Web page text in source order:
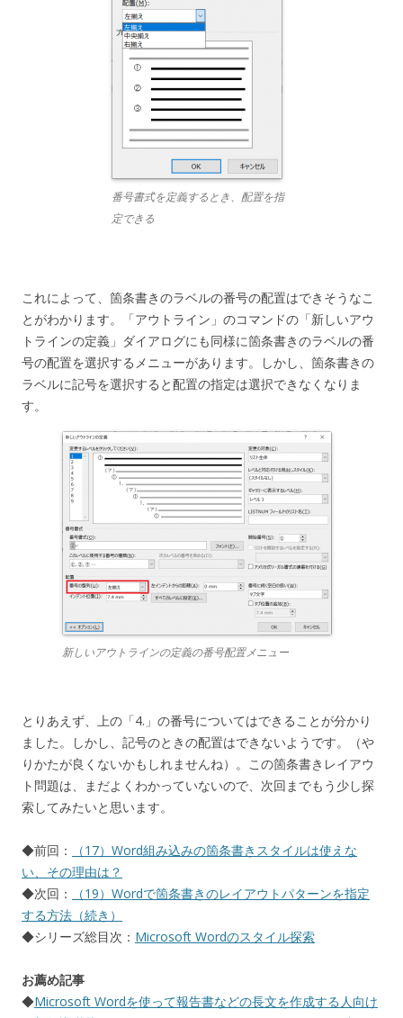
番号書式を定義するとき、配置を指
定できる
これによって、箇条書きのラベルの番号の配置はできそうなこ
とがわかります。「アウトライン」のコマンドの「新しいアウ
トラインの定義」ダイアログにも同様に箇条書きのラベルの番
号の配置を選択するメニューがあります。しかし、箇条書きの
ラベルに記号を選択すると配置の指定は選択できなくなりま
す。
新しいアウトラインの定義の番号配置メニュー
とりあえず、上の「4.」の番号についてはできることが分かり
ました。しかし、記号のときの配置はできないようです。（や
りかたが良くないかもしれませんね）。この箇条書きレイアウ
ト問題は、まだよくわかっていないので、次回までもう少し探
索してみたいと思います。
◆前回：
（17）Word組み込みの箇条書きスタイルは使えな
い、その理由は？
◆次回：
（19）Wordで箇条書きのレイアウトパターンを指定
する方法（続き）
◆シリーズ総目次： Microsoft Wordのスタイル探索
お薦め記事
◆Microsoft Wordを使って報告書などの長文を作成する人向け